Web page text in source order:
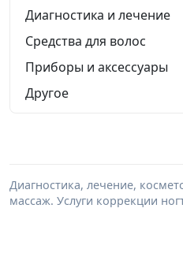
Диагностика и лечение
Средства для волос
Приборы и аксессуары
Другое
Диагностика, лечение,
массаж. Услуги коррекции